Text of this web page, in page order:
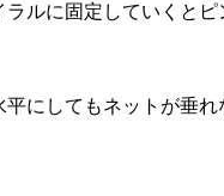
ルに固定していくとピ
平にしてもネットが垂